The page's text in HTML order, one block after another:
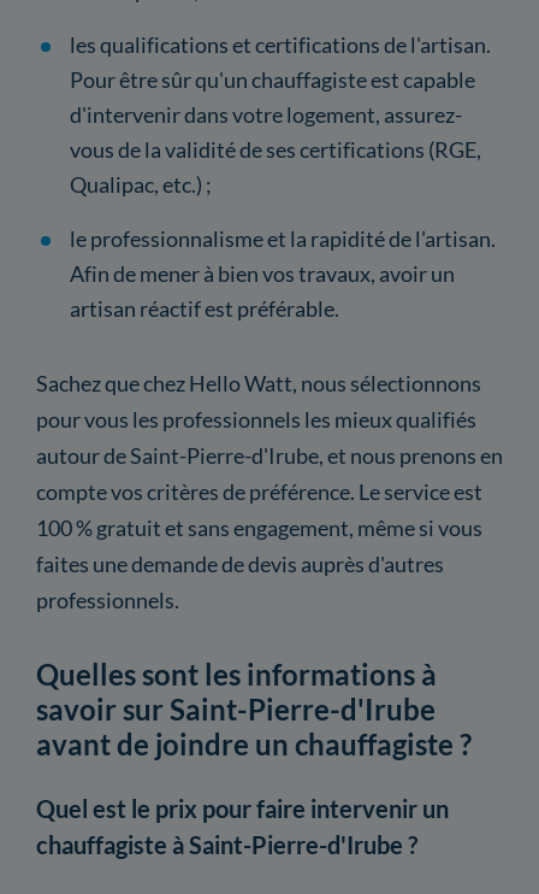
les qualifications et certifications de l'artisan.
Pour être sûr qu'un chauffagiste est capable
d'intervenir dans votre logement, assurez-
vous de la validité de ses certifications (RGE,
Qualipac, etc.) ;
le professionnalisme et la rapidité de l'artisan.
Afin de mener à bien vos travaux, avoir un
artisan réactif est préférable.
Sachez que chez Hello Watt, nous sélectionnons
pour vous les professionnels les mieux qualifiés
autour de Saint-Pierre-d'Irube, et nous prenons en
compte vos critères de préférence. Le service est
100 % gratuit et sans engagement, même si vous
faites une demande de devis auprès d'autres
professionnels.
Quelles sont les informations à
savoir sur Saint-Pierre-d'Irube
avant de joindre un chauffagiste ?
Quel est le prix pour faire intervenir un
chauffagiste à Saint-Pierre-d'Irube ?